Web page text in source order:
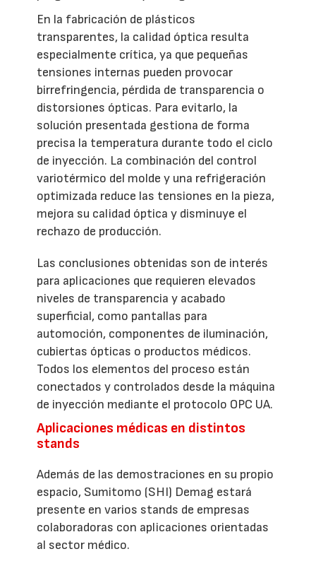
En la fabricación de plásticos
transparentes, la calidad óptica resulta
especialmente crítica, ya que pequeñas
tensiones internas pueden provocar
birrefringencia, pérdida de transparencia o
distorsiones ópticas. Para evitarlo, la
solución presentada gestiona de forma
precisa la temperatura durante todo el ciclo
de inyección. La combinación del control
variotérmico del molde y una refrigeración
optimizada reduce las tensiones en la pieza,
mejora su calidad óptica y disminuye el
rechazo de producción.
Las conclusiones obtenidas son de interés
para aplicaciones que requieren elevados
niveles de transparencia y acabado
superficial, como pantallas para
automoción, componentes de iluminación,
cubiertas ópticas o productos médicos.
Todos los elementos del proceso están
conectados y controlados desde la máquina
de inyección mediante el protocolo OPC UA.
Aplicaciones médicas en distintos
stands
Además de las demostraciones en su propio
espacio, Sumitomo (SHI) Demag estará
presente en varios stands de empresas
colaboradoras con aplicaciones orientadas
al sector médico.